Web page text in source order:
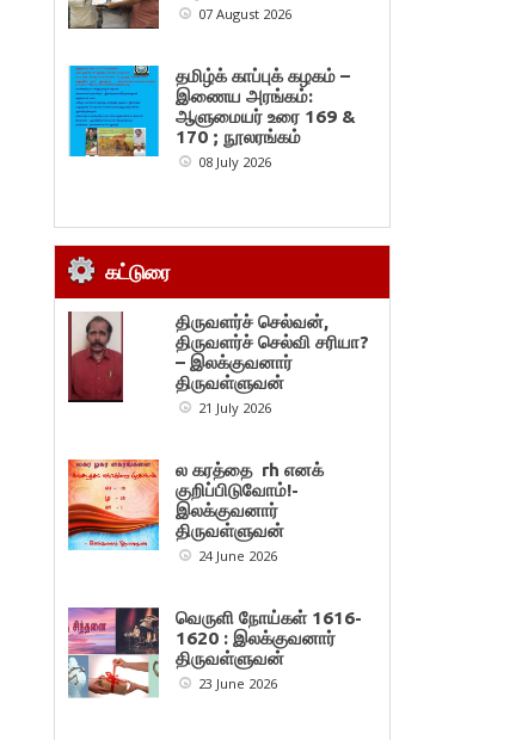
07 August 2026
தமிழ்க் காப்புக் கழகம் –
இணைய அரங்கம்:
ஆளுமையர் உரை 169 &
170 ; நூலரங்கம்
08 July 2026
கட்டுரை
திருவளர்ச் செல்வன்,
திருவளர்ச் செல்வி சரியா?
– இலக்குவனார்
திருவள்ளுவன்
21 July 2026
ல கரத்தை rh எனக்
குறிப்பிடுவோம்!-
இலக்குவனார்
திருவள்ளுவன்
24 June 2026
வெருளி நோய்கள் 1616-
1620 : இலக்குவனார்
திருவள்ளுவன்
23 June 2026